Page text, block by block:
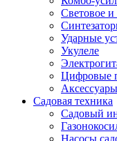
Световое и
Ударные
Укулеле
Цифровые
Садовая техника
Садовый
Насосы